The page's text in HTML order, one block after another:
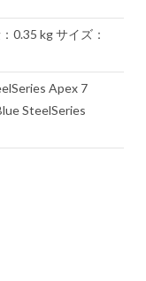
0.35 kg サイズ：
Apex 7
SteelSeries